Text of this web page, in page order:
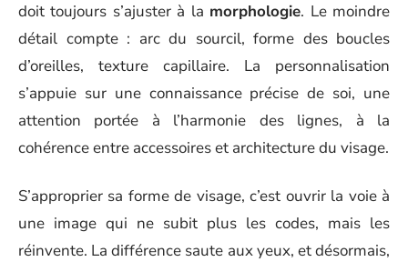
doit toujours s’ajuster à la morphologie. Le moindre
détail compte : arc du sourcil, forme des boucles
d’oreilles, texture capillaire. La personnalisation
s’appuie sur une connaissance précise de soi, une
attention portée à l’harmonie des lignes, à la
cohérence entre accessoires et architecture du visage.
S’approprier sa forme de visage, c’est ouvrir la voie à
une image qui ne subit plus les codes, mais les
réinvente. La différence saute aux yeux, et désormais,